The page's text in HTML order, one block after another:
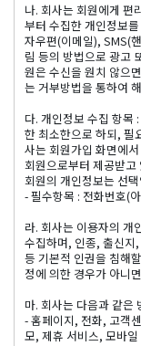
나. 회사는 회원에게 편
부터 수집한 개인정보
자우편(이메일), SMS(
림 등의 방법으로 광고
원은 수신을 원치 않으
는 거부방법을 통하여
다. 개인정보 수집 항목
한 최소한으로 하되, 필
사는 회원가입 화면에
회원으로부터 제공받
회원의 개인정보는 선
- 필수항목 : 전화번호(
라. 회사는 이용자의 개
수집하며, 인종, 출신지
등 기본적 인권을 침해
정에 의한 경우가 아니
마. 회사는 다음과 같은
- 홈페이지, 전화, 고객
모, 제휴 서비스, 모바